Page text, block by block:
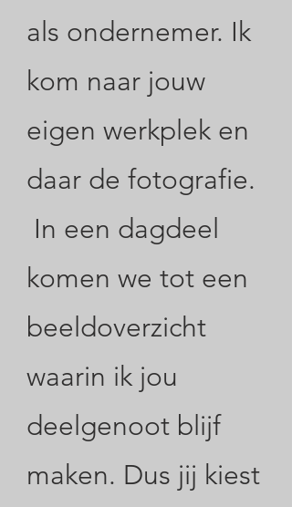
als ondernemer. Ik
kom naar jouw
eigen werkplek en
daar de fotografie.
In een dagdeel
komen we tot een
beeldoverzicht
waarin ik jou
deelgenoot blijf
maken. Dus jij kiest